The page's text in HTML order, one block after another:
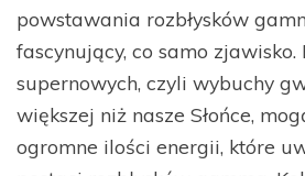
powstawania rozbłysków
fascynujący, co samo zjawisko.
supernowych, czyli wybuchy
większej niż nasze Słońce,
ogromne ilości energii, które